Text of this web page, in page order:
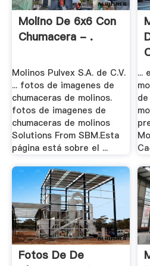
Molino De 6x6 Con
Chumacera - .
Molinos Pulvex S.A. de C.V.
... fotos de imagenes de
chumaceras de molinos.
fotos de imagenes de
chumaceras de molinos
Solutions From SBM.Esta
página está sobre el ...
...
Fotos De De